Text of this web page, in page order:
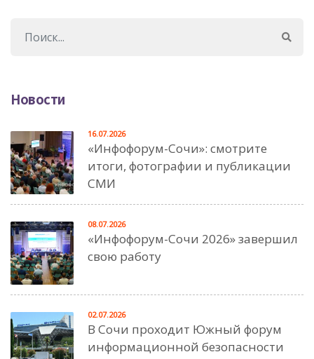
Новости
«Инфофорум-Сочи»: смотрите
итоги, фотографии и публикации
СМИ
16.07.2026
«Инфофорум-Сочи 2026» завершил
свою работу
08.07.2026
В Сочи проходит Южный форум
информационной безопасности
02.07.2026